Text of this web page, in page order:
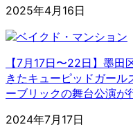
2025年4月16日
【7月17日〜22日】墨
きたキューピッドガール
ーブリックの舞台公演が
2024年7月17日